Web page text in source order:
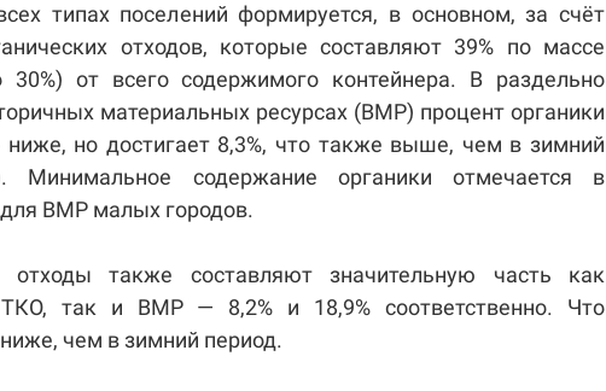
типах поселений формируется, в основном, за счёт
отходов, которые составляют 39% по массе
от всего содержимого контейнера. В раздельно
материальных ресурсах (ВМР) процент органики
ниже, но достигает 8,3%, что также выше, чем в зимний
Минимальное содержание органики отмечается в
ВМР малых городов.
отходы также составляют значительную часть как
так и ВМР — 8,2% и 18,9% соответственно. Что
чем в зимний период.